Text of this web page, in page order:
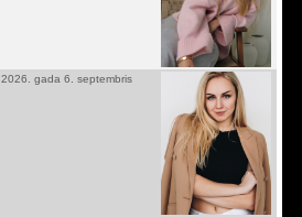
2026. gada 6. septembris